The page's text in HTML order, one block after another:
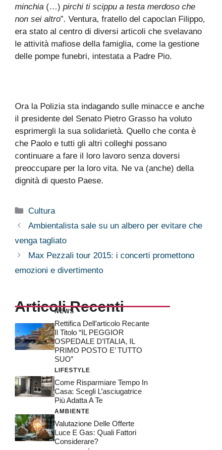
minchia (…) pirchi ti scippu a testa merdoso che
non sei altro”. Ventura, fratello del capoclan Filippo,
era stato al centro di diversi articoli che svelavano
le attività mafiose della famiglia, come la gestione
delle pompe funebri, intestata a Padre Pio.
Ora la Polizia sta indagando sulle minacce e anche
il presidente del Senato Pietro Grasso ha voluto
esprimergli la sua solidarietà. Quello che conta è
che Paolo e tutti gli altri colleghi possano
continuare a fare il loro lavoro senza doversi
preoccupare per la loro vita. Ne va (anche) della
dignità di questo Paese.
Categorie
Cultura
Ambientalista sale su un albero per evitare che
venga tagliato
Max Pezzali tour 2015: i concerti promettono
emozioni e divertimento
Articoli Recenti
NEWS
Rettifica Dell’articolo Recante
Il Titolo “IL PEGGIOR
OSPEDALE D’ITALIA, IL
PRIMO POSTO E’ TUTTO
SUO”
LIFESTYLE
Come Risparmiare Tempo In
Casa: Scegli L’asciugatrice
Più Adatta A Te
AMBIENTE
Valutazione Delle Offerte
Luce E Gas: Quali Fattori
Considerare?